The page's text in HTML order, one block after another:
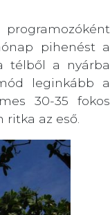
pihenést a
télből a nyárba
leginkább a
30-35 fokos
az eső.